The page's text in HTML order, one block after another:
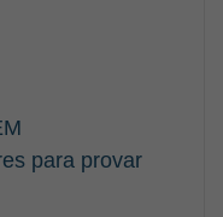
para provar